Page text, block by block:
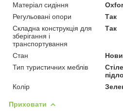
Матеріал сидіння
Регульовані опори
Так
Складна конструкція для
зберігання і
транспортування
Так
Стан
Тип туристичних меблів
Колір
Приховати